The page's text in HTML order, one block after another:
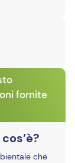
fornite
che